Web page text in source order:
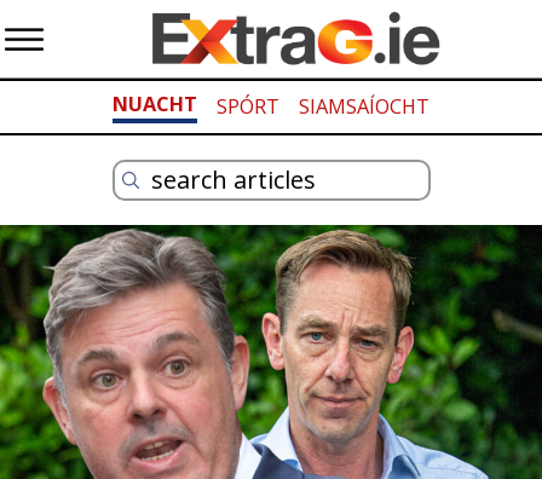
NUACHT SPÓRT SIAMSAÍOCHT